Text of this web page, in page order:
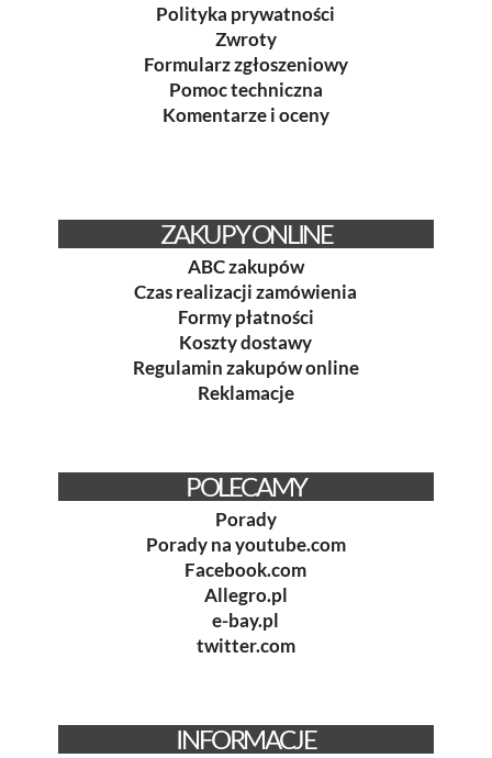
Polityka prywatności
Zwroty
Formularz zgłoszeniowy
Pomoc techniczna
Komentarze i oceny
ZAKUPY ONLINE
ABC zakupów
Czas realizacji zamówienia
Formy płatności
Koszty dostawy
Regulamin zakupów online
Reklamacje
POLECAMY
Porady
Porady na youtube.com
Facebook.com
Allegro.pl
e-bay.pl
twitter.com
INFORMACJE